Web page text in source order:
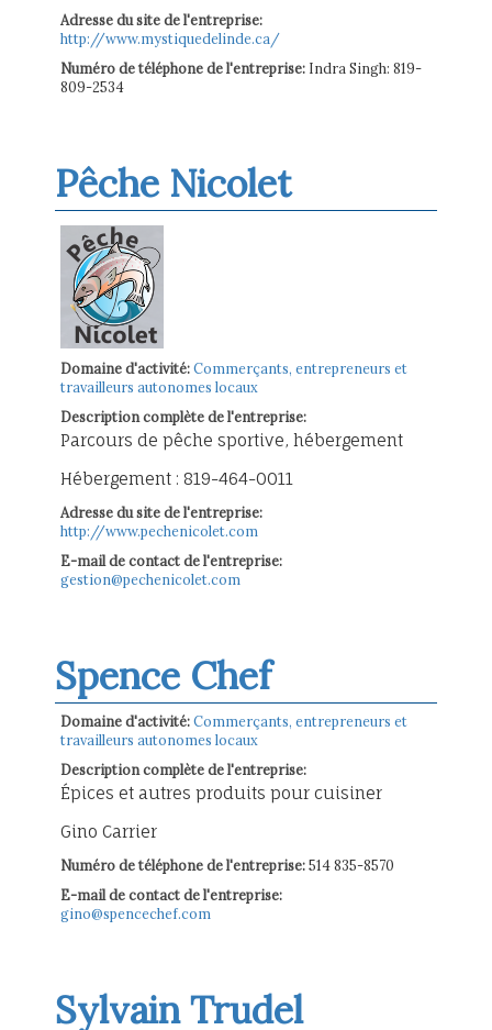
Adresse du site de l'entreprise:
http://www.mystiquedelinde.ca/
Numéro de téléphone de l'entreprise: Indra Singh: 819-
809-2534
Pêche Nicolet
Domaine d'activité:Commerçants, entrepreneurs et
travailleurs autonomes locaux
Description complète de l'entreprise:
Parcours de pêche sportive, hébergement
Hébergement : 819-464-0011
Adresse du site de l'entreprise:
http://www.pechenicolet.com
E-mail de contact de l'entreprise:
gestion@pechenicolet.com
Spence Chef
Domaine d'activité:Commerçants, entrepreneurs et
travailleurs autonomes locaux
Description complète de l'entreprise:
Épices et autres produits pour cuisiner
Gino Carrier
Numéro de téléphone de l'entreprise:514 835-8570
E-mail de contact de l'entreprise:
gino@spencechef.com
Sylvain Trudel